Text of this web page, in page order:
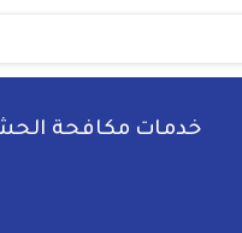
خدمات مكافحة